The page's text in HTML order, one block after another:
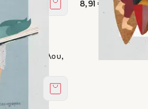
Στο καλάθι
8,91 €
Στο καλάθι